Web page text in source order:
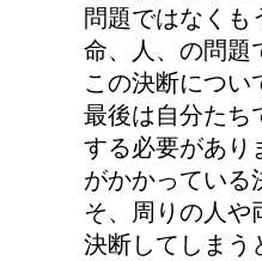
問題ではなくも
命、人、の問題
この決断につい
最後は自分たち
する必要があり
がかかっている
そ、周りの人や
決断してしまう